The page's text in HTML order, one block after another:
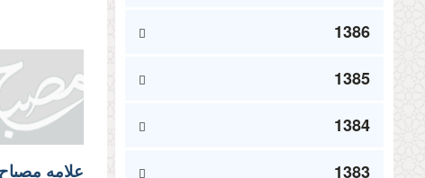
1386
1385
1384
1383